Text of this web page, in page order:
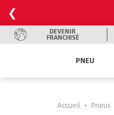
❮
DEVENIR
FRANCHISÉ
PNEU
Accueil • Pneus